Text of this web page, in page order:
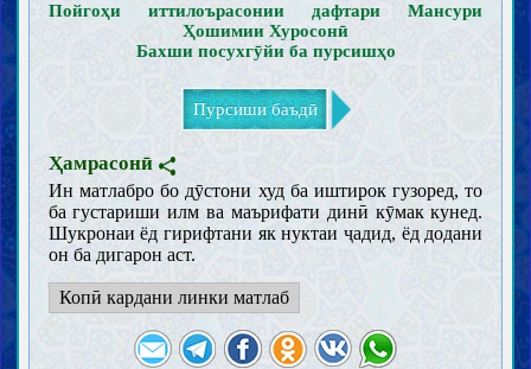
Пойгоҳи иттилоърасонии дафтари Мансури
Ҳошимии Хуросонӣ
Бахши посухгӯйи ба пурсишҳо
Пурсиши баъдӣ
Ҳамрасонӣ
Ин матлабро бо дӯстони худ ба иштирок гузоред, то
ба густариши илм ва маърифати динӣ кӯмак кунед.
Шукронаи ёд гирифтани як нуктаи ҷадид, ёд додани
он ба дигарон аст.
Копӣ кардани линки матлаб